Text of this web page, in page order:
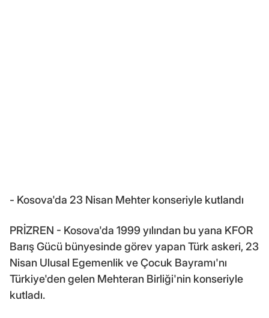
- Kosova'da 23 Nisan Mehter konseriyle kutlandı
PRİZREN - Kosova'da 1999 yılından bu yana KFOR
Barış Gücü bünyesinde görev yapan Türk askeri, 23
Nisan Ulusal Egemenlik ve Çocuk Bayramı'nı
Türkiye'den gelen Mehteran Birliği'nin konseriyle
kutladı.